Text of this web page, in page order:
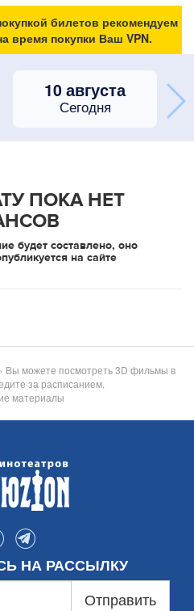
билетов рекомендуем
время покупки Ваш VPN.
10 августа
Сегодня
ПОКА НЕТ
будет составлено, оно
на сайте
Вы можете посмотреть 3D фильмы в
за расписанием.
материалы
НА РАССЫЛКУ
Отправить